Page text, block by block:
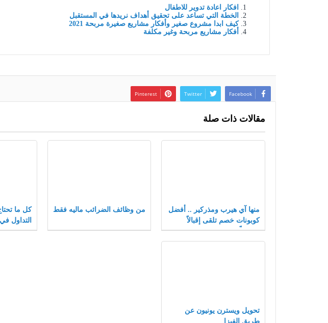
افكار اعادة تدوير للاطفال
الخطة التي تساعد على تحقيق أهداف نريدها في المستقبل
كيف ابدا مشروع صغير وأفكار مشاريع صغيرة مربحة 2021
أفكار مشاريع مربحة وغير مكلفة
Facebook
Twitter
Pinterest
مقالات ذات صلة
منها آي هيرب ومذركير .. أفضل
كوبونات خصم تلقى إقبالاً
متزايداً بعام 2021
من وظائف الضرائب ماليه فقط
كل ما
التداول
تحويل ويسترن يونيون عن
طريق الفيزا